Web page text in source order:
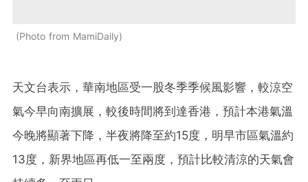
Photo from MamiDaily
天文台表示，華南地區受一股冬季季候風影響，較涼空
氣今早向南擴展，較後時間將到達香港，預計本港氣溫
今晚將顯著下降，半夜將降至約15度，明早市區氣溫約
13度，新界地區再低一至兩度，預計比較清涼的天氣會